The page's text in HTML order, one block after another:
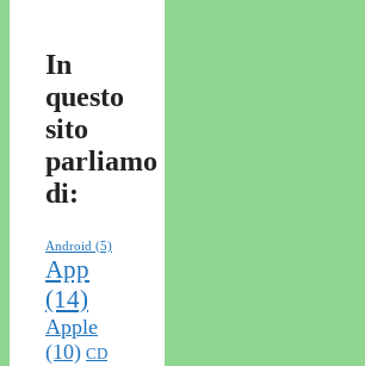
In
questo
sito
parliamo
di:
Android (5)
App
(14)
Apple
(10) CD